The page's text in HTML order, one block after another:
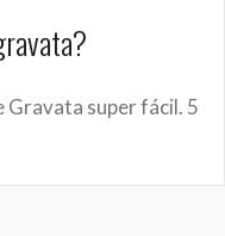
Gravata super fácil. 5